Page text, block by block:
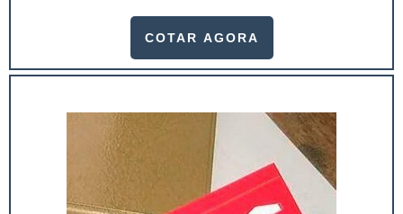
o consumidor, o produto e a marca. É um dos principais
embalagem não estiver de acordo com o produto, não
COTAR AGORA